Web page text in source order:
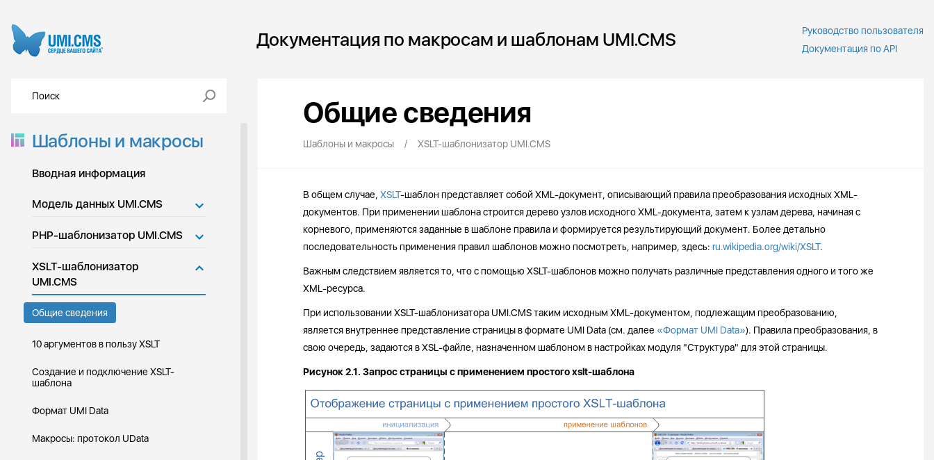
Документация по макросам и шаблонам UMI.CMS
Руководство пользователя
Документация по API
Шаблоны и макросы
Вводная информация
Модель данных UMI.CMS
PHP-шаблонизатор UMI.CMS
XSLT-шаблонизатор
UMI.CMS
Общие сведения
10 аргументов в пользу XSLT
Создание и подключение XSLT-
шаблона
Формат UMI Data
Макросы: протокол UData
Общие сведения
Шаблоны и макросы / XSLT-шаблонизатор UMI.CMS
В общем случае, XSLT-шаблон представляет собой XML-документ, описывающий правила преобразования исходных XML-
документов. При применении шаблона строится дерево узлов исходного XML-документа, затем к узлам дерева, начиная с
корневого, применяются заданные в шаблоне правила и формируется результирующий документ. Более детально
последовательность применения правил шаблонов можно посмотреть, например, здесь: ru.wikipedia.org/wiki/XSLT.
Важным следствием является то, что с помощью XSLT-шаблонов можно получать различные представления одного и того же
XML-ресурса.
При использовании XSLT-шаблонизатора UMI.CMS таким исходным XML-документом, подлежащим преобразованию,
является внутреннее представление страницы в формате UMI Data (см. далее «Формат UMI Data»). Правила преобразования, в
свою очередь, задаются в XSL-файле, назначенном шаблоном в настройках модуля "Структура" для этой страницы.
Рисунок 2.1. Запрос страницы с применением простого xslt-шаблона